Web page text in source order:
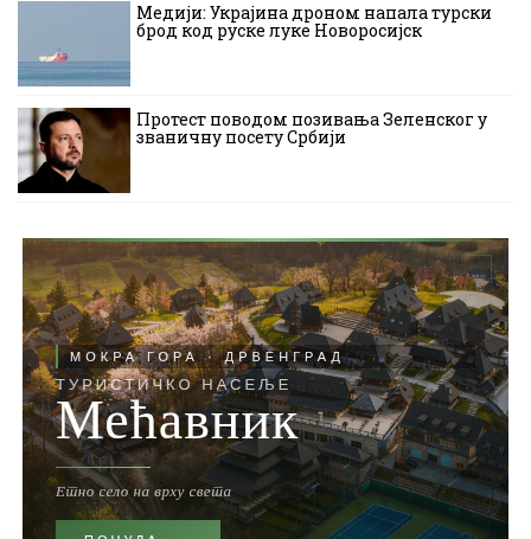
Медији: Украјина дроном напала турски
брод код руске луке Новоросијск
Протест поводом позивања Зеленског у
званичну посету Србији